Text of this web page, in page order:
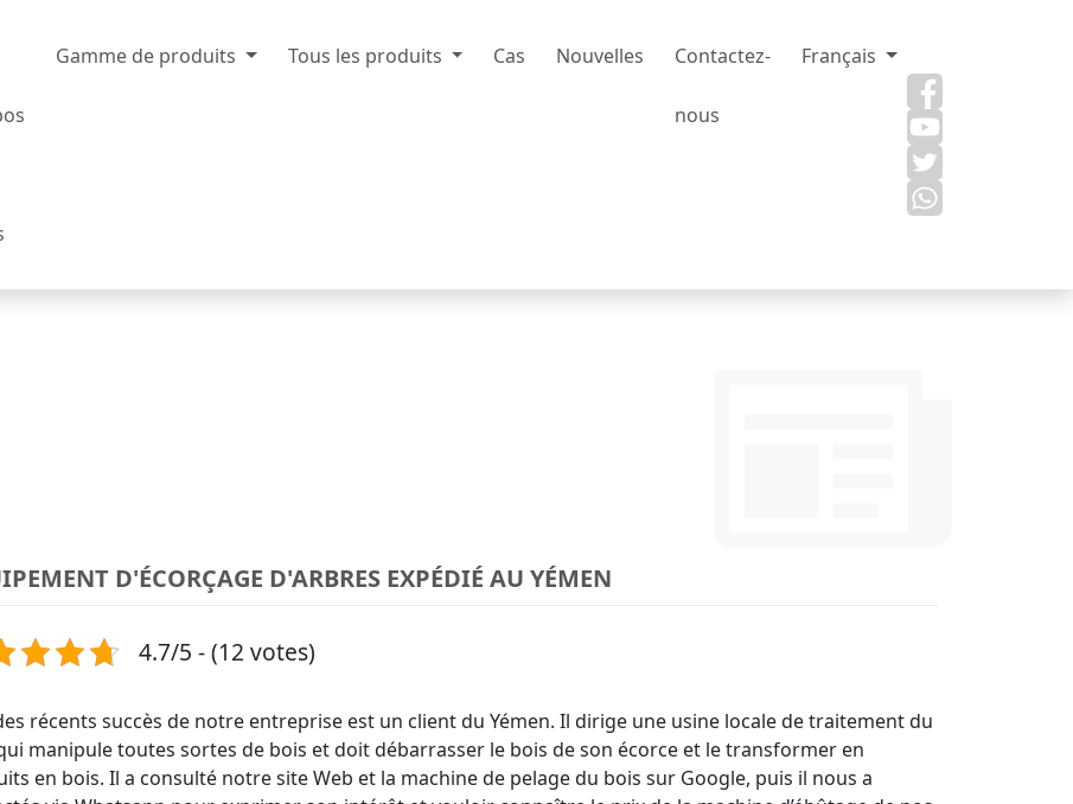
Gamme de produits Tous les produits Cas Nouvelles Contactez-
nous
Français
D'ÉCORÇAGE D'ARBRES EXPÉDIÉ AU YÉMEN
4.7/5 - (12 votes)
récents succès de notre entreprise est un client du Yémen. Il dirige une usine locale de traitement du
manipule toutes sortes de bois et doit débarrasser le bois de son écorce et le transformer en
en bois. Il a consulté notre site Web et la machine de pelage du bois sur Google, puis il nous a